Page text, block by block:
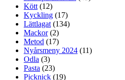
Kött (12)
Kyckling (17)
Lättlagat (134)
Mackor(2)
Metod (17)
Nyårsmeny 2024 (11)
Odla (3)
Pasta (23)
Picknick (19)